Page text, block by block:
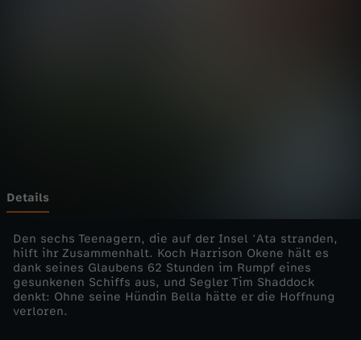
n
z
e
l
Details
Den sechs Teenagern, die auf der Insel ʻAta stranden,
hilft ihr Zusammenhalt. Koch Harrison Okene hält es
dank seines Glaubens 62 Stunden im Rumpf eines
gesunkenen Schiffs aus, und Segler Tim Shaddock
denkt: Ohne seine Hündin Bella hätte er die Hoffnung
verloren.